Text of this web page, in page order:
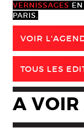
VERNISSAGES
PARIS.
VOIR
TOUS LES
A VOIR